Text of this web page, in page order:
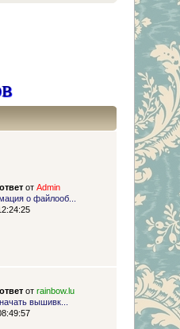
от Admin
о файлооб...
от rainbow.lu
вышивк...